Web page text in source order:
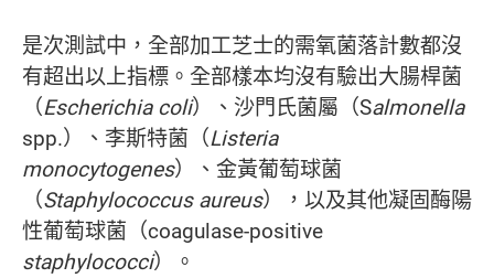
是次測試中，全部加工芝士的需氧菌落計數都沒
有超出以上指標。全部樣本均沒有驗出大腸桿菌
（Escherichia coli）、沙門氏菌屬（Salmonella
spp.）、李斯特菌（Listeria
monocytogenes）、金黃葡萄球菌
（Staphylococcus aureus），以及其他凝固酶陽
性葡萄球菌（coagulase-positive
staphylococci）。